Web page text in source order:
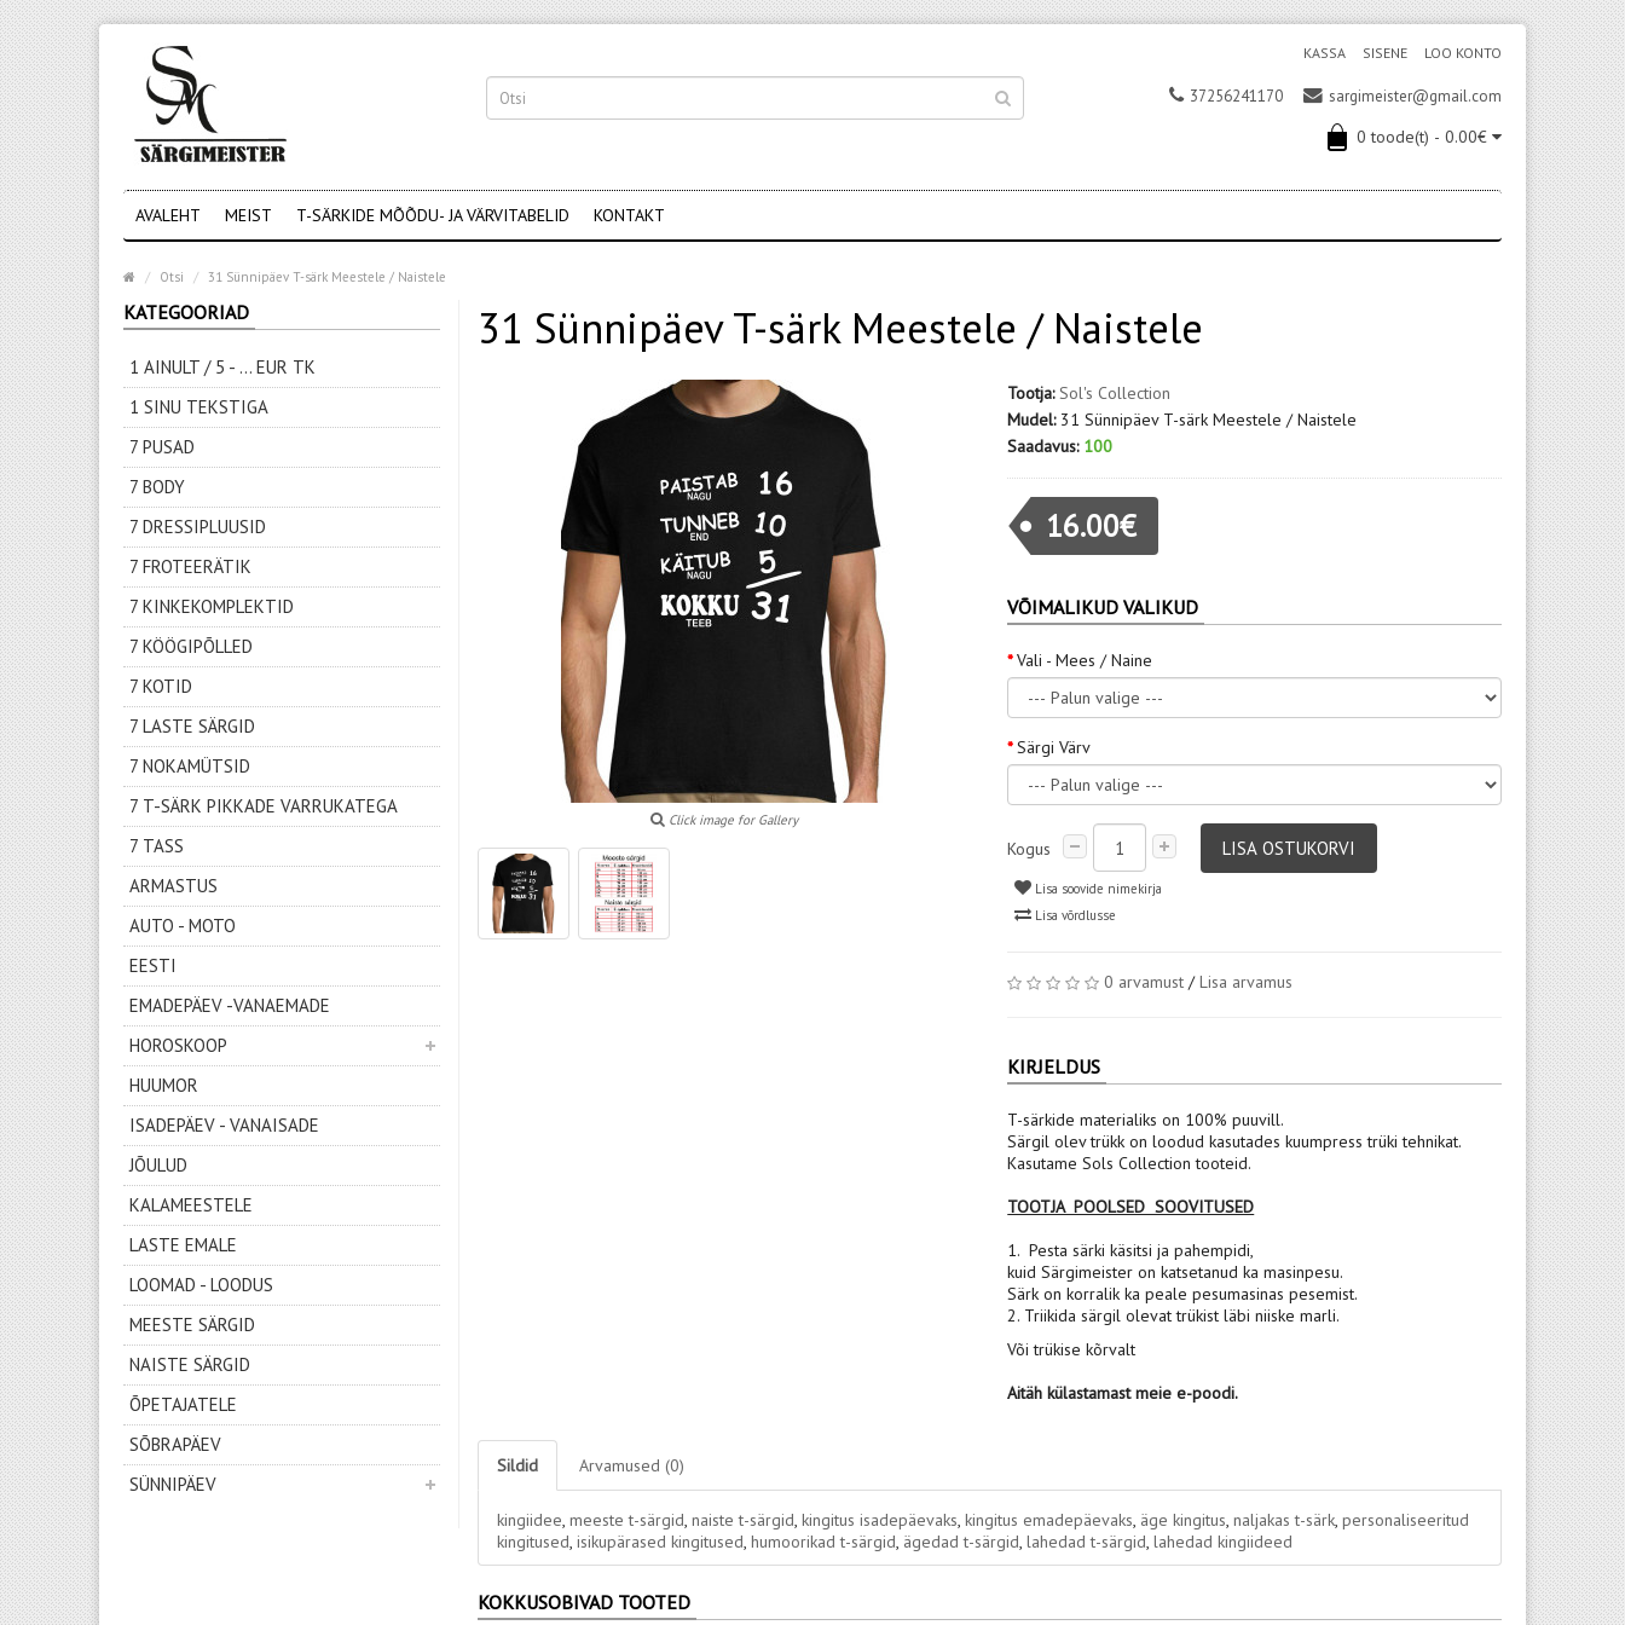
SISENE LOO KONTO
KASSA
37256241170 sargimeister@gmail.com
0 toode(t) - 0.00€
AVALEHT MEIST T-SÄRKIDE MÕÕDU- JA VÄRVITABELID KONTAKT
Otsi 31 Sünnipäev T-särk Meestele / Naistele
KATEGOORIAD
1 AINULT / 5 - ... EUR TK
1 SINU TEKSTIGA
7 PUSAD
7 BODY
7 DRESSIPLUUSID
7 FROTEERÄTIK
7 KINKEKOMPLEKTID
7 KÖÖGIPÕLLED
7 KOTID
7 LASTE SÄRGID
7 NOKAMÜTSID
7 T-SÄRK PIKKADE VARRUKATEGA
7 TASS
ARMASTUS
AUTO - MOTO
EESTI
EMADEPÄEV -VANAEMADE
HOROSKOOP
HUUMOR
ISADEPÄEV - VANAISADE
JÕULUD
KALAMEESTELE
LASTE EMALE
LOOMAD - LOODUS
MEESTE SÄRGID
NAISTE SÄRGID
ÕPETAJATELE
SÕBRAPÄEV
SÜNNIPÄEV
31 Sünnipäev T-särk Meestele / Naistele
Click image for Gallery
Tootja: Sol's Collection
Mudel: 31 Sünnipäev T-särk Meestele / Naistele
Saadavus: 100
16.00€
VÕIMALIKUD VALIKUD
Vali - Mees / Naine
Särgi Värv
Kogus LISA OSTUKORVI
Lisa soovide nimekirja
Lisa võrdlusse
0 arvamust /Lisa arvamus
KIRJELDUS
T-särkide materialiks on 100% puuvill.
Särgil olev trükk on loodud kasutades kuumpress trüki tehnikat.
Kasutame Sols Collection tooteid.
TOOTJA POOLSED SOOVITUSED
1. Pesta särki käsitsi ja pahempidi,
kuid Särgimeister on katsetanud ka masinpesu.
Särk on korralik ka peale pesumasinas pesemist.
2. Triikida särgil olevat trükist läbi niiske marli.
Või trükise kõrvalt
Aitäh külastamast meie e-poodi.
Sildid Arvamused (0)
kingiidee, meeste t-särgid, naiste t-särgid, kingitus isadepäevaks, kingitus emadepäevaks, äge kingitus, naljakas t-särk, personaliseeritud
kingitused, isikupärased kingitused, humoorikad t-särgid, ägedad t-särgid, lahedad t-särgid, lahedad kingiideed
KOKKUSOBIVAD TOOTED